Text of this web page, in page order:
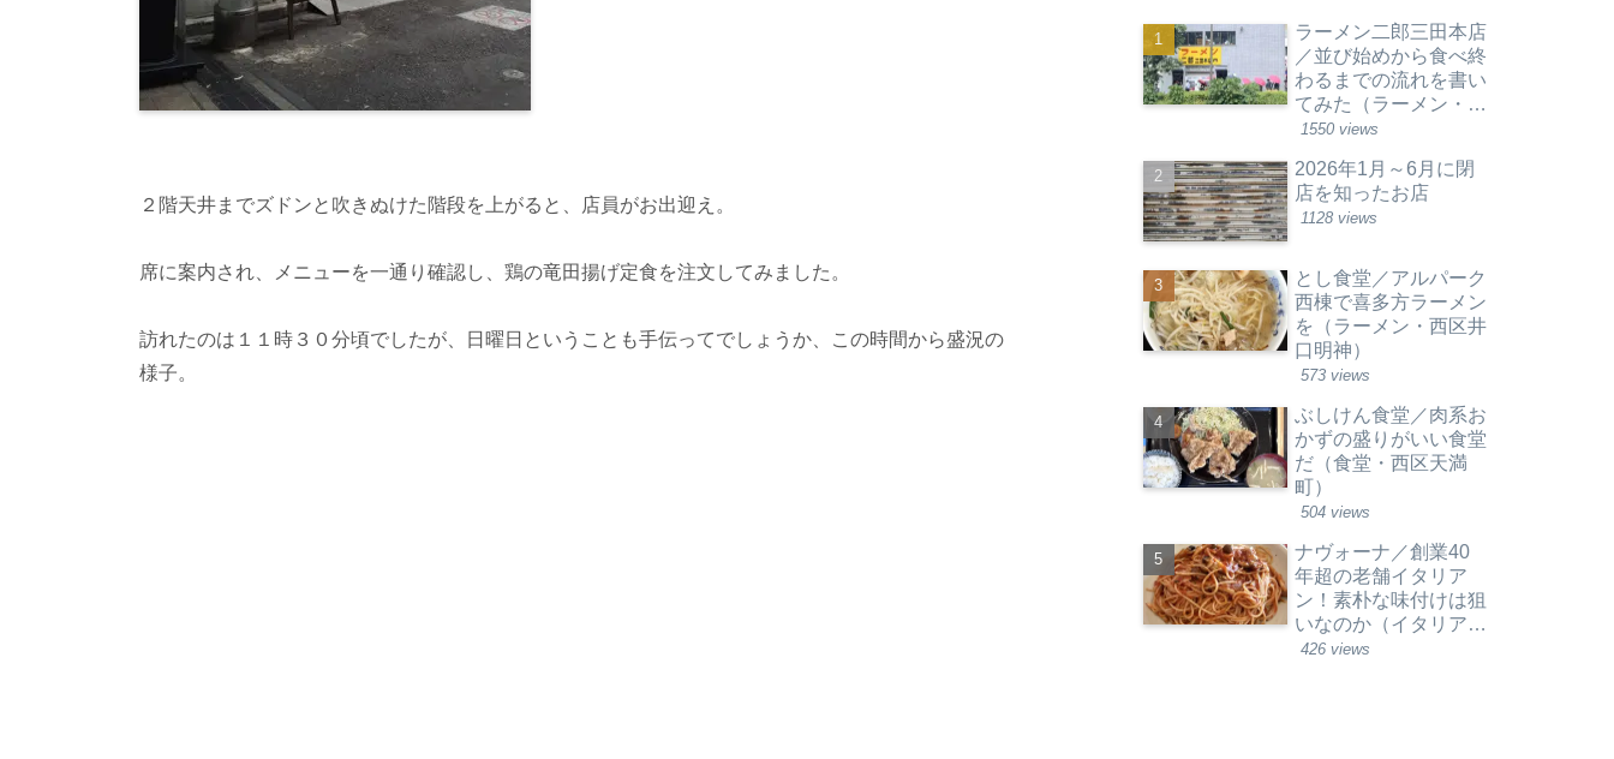
２階天井までズドンと吹きぬけた階段を上がると、店員がお出迎え。
席に案内され、メニューを一通り確認し、鶏の竜田揚げ定食を注文してみました。
訪れたのは１１時３０分頃でしたが、日曜日ということも手伝ってでしょうか、この時間から盛況の
様子。
ラーメン二郎三田本店
／並び始めから食べ終
わるまでの流れを書い
てみた（ラーメン・東
京都港区）
1550 views
2026年1月～6月に閉
店を知ったお店
1128 views
とし食堂／アルパーク
西棟で喜多方ラーメン
を（ラーメン・西区井
口明神）
573 views
ぶしけん食堂／肉系お
かずの盛りがいい食堂
だ（食堂・西区天満
町）
504 views
ナヴォーナ／創業40
年超の老舗イタリア
ン！素朴な味付けは狙
いなのか（イタリア料
理・西区草津新町）
426 views